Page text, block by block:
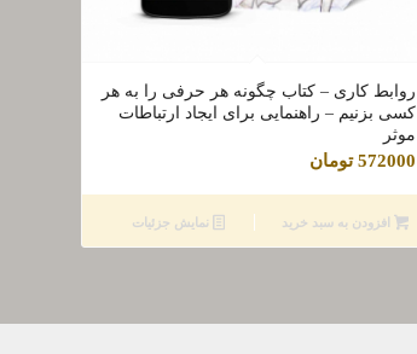
روابط کاری – کتاب چگونه هر حرفی را به هر
کسی بزنیم – راهنمایی برای ایجاد ارتباطات
موثر
572000 تومان
افزودن به سبد خرید نمایش جزئیات